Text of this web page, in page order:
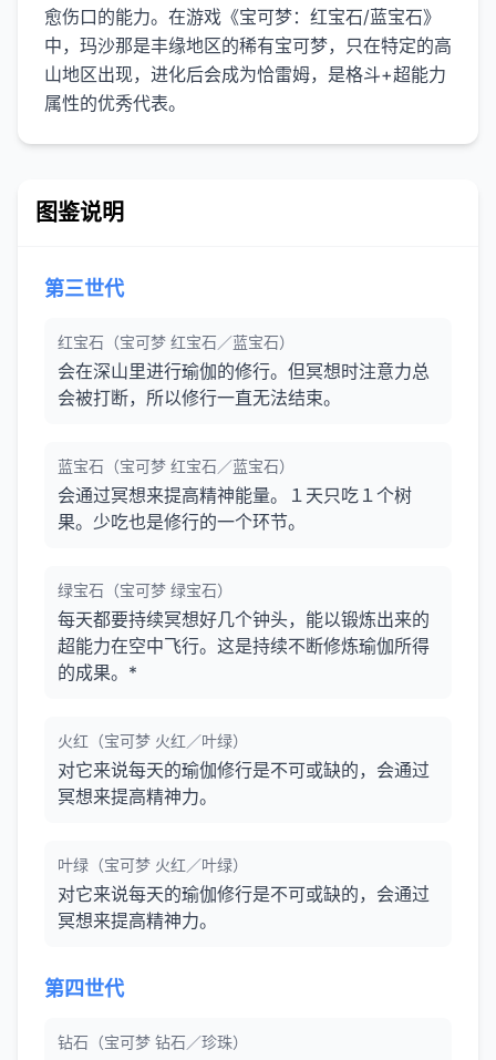
愈伤口的能力。在游戏《宝可梦：红宝石/蓝宝石》
中，玛沙那是丰缘地区的稀有宝可梦，只在特定的高
山地区出现，进化后会成为恰雷姆，是格斗+超能力
图鉴说明
第三世代
红宝石（宝可梦 红宝石／蓝宝石）
会在深山里进行瑜伽的修行。但冥想时注意力总
会被打断，所以修行一直无法结束。
蓝宝石（宝可梦 红宝石／蓝宝石）
会通过冥想来提高精神能量。１天只吃１个树
果。少吃也是修行的一个环节。
绿宝石（宝可梦 绿宝石）
每天都要持续冥想好几个钟头，能以锻炼出来的
超能力在空中飞行。这是持续不断修炼瑜伽所得
的成果。*
火红（宝可梦 火红／叶绿）
对它来说每天的瑜伽修行是不可或缺的，会通过
冥想来提高精神力。
叶绿（宝可梦 火红／叶绿）
对它来说每天的瑜伽修行是不可或缺的，会通过
冥想来提高精神力。
第四世代
钻石（宝可梦 钻石／珍珠）